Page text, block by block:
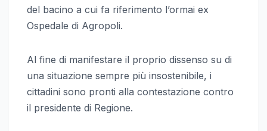
del bacino a cui fa riferimento l’ormai ex
Ospedale di Agropoli.
Al fine di manifestare il proprio dissenso su di
una situazione sempre più insostenibile, i
cittadini sono pronti alla contestazione contro
il presidente di Regione.